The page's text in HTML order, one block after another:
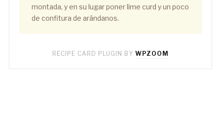
montada, y en su lugar poner lime curd y un poco
de confitura de arándanos.
RECIPE CARD PLUGIN BY WPZOOM